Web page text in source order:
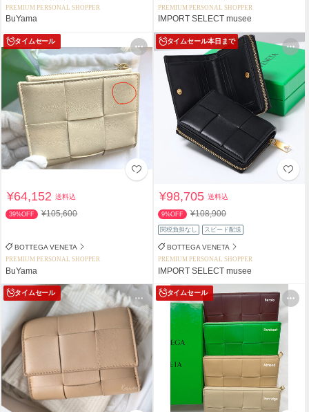
PREMIUM PERSONAL SHOPPER
BuYama
PREMIUM PERSONAL SHOPPER
IMPORT SELECT musee
タイムセール
¥64,152送料込
39%OFF ¥105,600
BOTTEGA VENETA
PREMIUM PERSONAL SHOPPER
BuYama
タイムセール本日まで
¥98,705送料込
9%OFF ¥108,900
関税負担なし スピード配送
BOTTEGA VENETA
PREMIUM PERSONAL SHOPPER
IMPORT SELECT musee
タイムセール タイムセール